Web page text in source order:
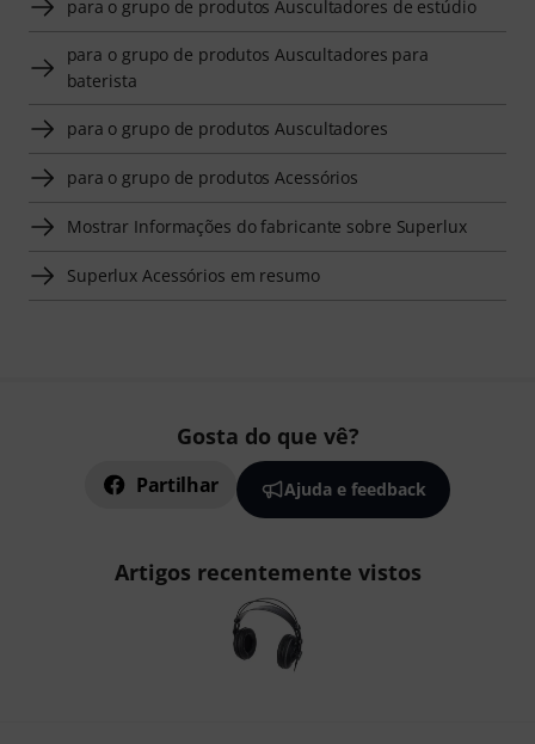
para o grupo de produtos Auscultadores de estúdio
para o grupo de produtos Auscultadores para
baterista
para o grupo de produtos Auscultadores
para o grupo de produtos Acessórios
Mostrar Informações do fabricante sobre Superlux
Superlux Acessórios em resumo
Gosta do que vê?
Partilhar Ajuda e feedback
Artigos recentemente vistos